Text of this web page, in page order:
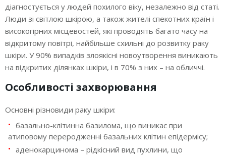
Контакти
діагностується у людей похилого віку, незалежно від статі.
Люди зі світлою шкірою, а також жителі спекотних країн і
високогірних місцевостей, які проводять багато часу на
відкритому повітрі, найбільше схильні до розвитку раку
шкіри. У 90% випадків злоякісні новоутворення виникають
на відкритих ділянках шкіри, і в 70% з них – на обличчі.
Особливості захворювання
Основні різновиди раку шкіри:
базально-клітинна базилома, що виникає при
атиповому переродженні базальних клітин епідермісу;
аденокарцинома – рідкісний вид пухлини, що